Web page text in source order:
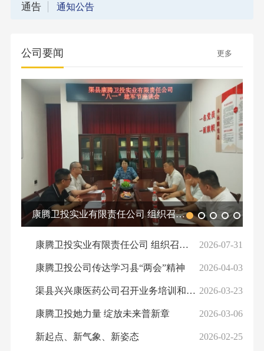
通告 通知公告
公司要闻 更多
康腾卫投实业有限责任公司 组织召
开“八一”建军节座谈会
2026-07-31
康腾卫投实业有限责任公司 组织召
开“八一”建军节座谈会
2026-04-03
康腾卫投公司传达学习县“两会”精神
2026-03-23
渠县兴兴康医药公司召开业务培训和市
场拓展会议
2026-03-06
康腾卫投她力量 绽放未来普新章
2026-02-25
新起点、新气象、新姿态